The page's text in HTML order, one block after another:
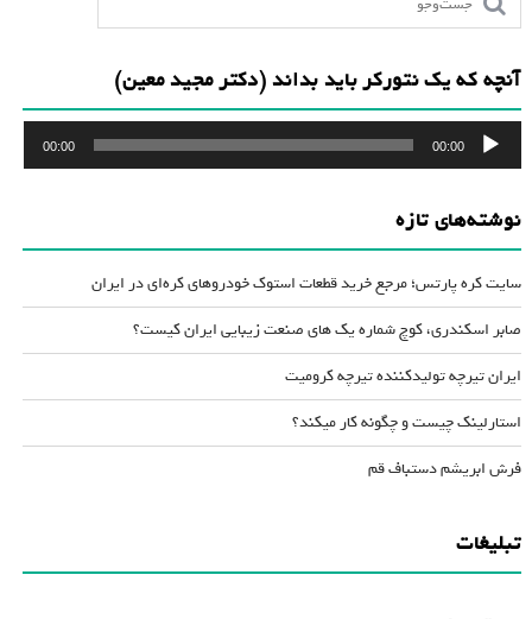
آنچه که یک نتورکر باید بداند (دکتر مجید معین)
پخش‌کننده
صوت
00:00
00:00
نوشته‌های تازه
سایت کره پارتس؛ مرجع خرید قطعات استوک خودروهای کره‌ای در ایران
صابر اسکندری، کوچ شماره یک های صنعت زیبایی ایران کیست؟
ایران تیرچه تولیدکننده تیرچه کرومیت
استارلینک چیست و چگونه کار میکند؟
فرش ابریشم دستباف قم
تبلیغات